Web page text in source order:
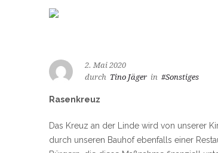
2. Mai 2020
durch Tino Jäger in #Sonstiges
Rasenkreuz
Das Kreuz an der Linde wird von unserer
durch unseren Bauhof ebenfalls einer